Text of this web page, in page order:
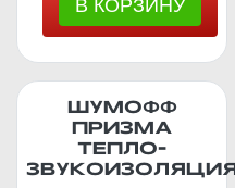
ШУМОФФ
ПРИЗМА
ТЕПЛО-
ЗВУКОИЗОЛЯЦИЯ